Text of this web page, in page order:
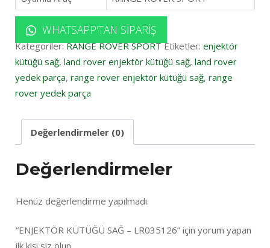
WHATSAPP'TAN SIPARIŞ
Kategoriler:RANGE ROVER SPORT Etiketler: enjektör
kütüğü sağ, land rover enjektör kütüğü sağ, land rover
yedek parça, range rover enjektör kütüğü sağ, range
rover yedek parça
Değerlendirmeler (0)
Değerlendirmeler
Henüz değerlendirme yapılmadı.
“ENJEKTÖR KÜTÜĞÜ SAĞ – LR035126” için yorum yapan